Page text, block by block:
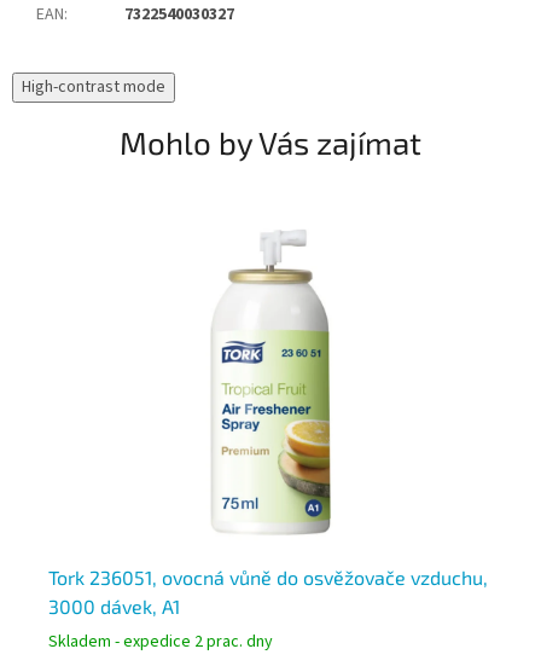
EAN: 7322540030327
High-contrast mode
Mohlo by Vás zajímat
Tork 236051, ovocná vůně do osvěžovače vzduchu,
3000 dávek, A1
Skladem - expedice 2 prac. dny